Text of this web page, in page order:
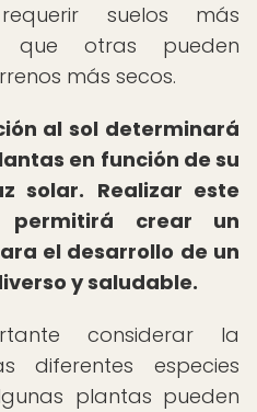
suelos más
que otras pueden
más secos.
al sol determinará
en función de su
solar. Realizar este
permitirá crear un
el desarrollo de un
y saludable.
considerar la
diferentes especies
plantas pueden